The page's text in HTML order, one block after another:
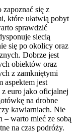
się z
które ułatwią pobyt
sprawdzić
siecią
się po okolicy oraz
Dobrze jest
obiektów oraz
z zamkniętymi
jest
euro jako oficjalnej
na drobne
kawiarniach. Nie
– warto mieć ze sobą
na czas podróży.